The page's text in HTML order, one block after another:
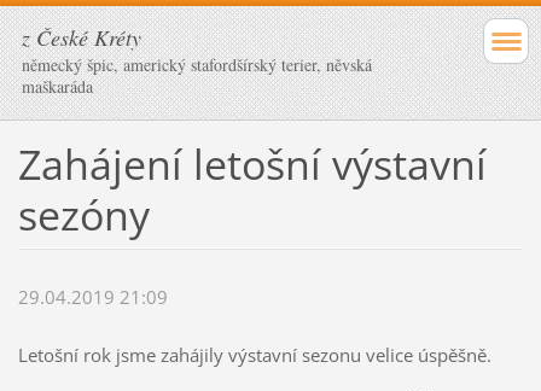
z České Kréty
německý špic, americký stafordšírský terier, něvská
maškaráda
Zahájení letošní výstavní
sezóny
29.04.2019 21:09
Letošní rok jsme zahájily výstavní sezonu velice úspěšně.